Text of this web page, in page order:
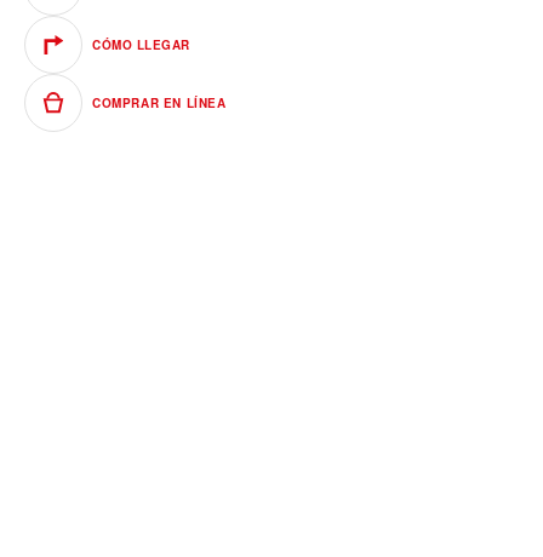
CÓMO LLEGAR
COMPRAR EN LÍNEA